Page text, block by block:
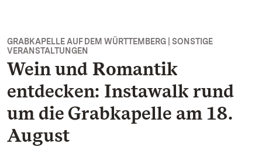
GRABKAPELLE AUF DEM WÜRTTEMBERG | SONSTIGE
VERANSTALTUNGEN
Wein und Romantik
entdecken: Instawalk rund
um die Grabkapelle am 18.
August